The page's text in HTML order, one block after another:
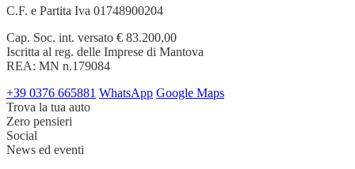
C.F. e Partita Iva 01748900204
Cap. Soc. int. versato € 83.200,00
Iscritta al reg. delle Imprese di Mantova
REA: MN n.179084
+39 0376 665881 WhatsApp Google Maps
Trova la tua auto
Zero pensieri
Social
News ed eventi